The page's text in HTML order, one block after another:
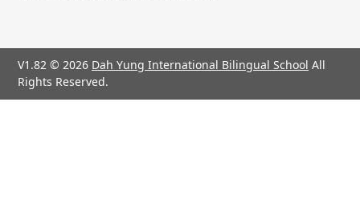
V1.82 © 2026 Dah Yung International Bilingual School All
Rights Reserved.